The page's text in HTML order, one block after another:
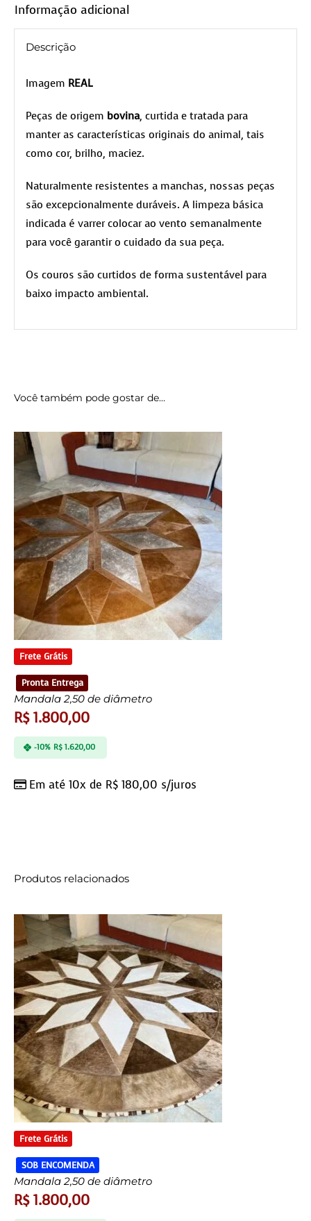
Informação adicional
Descrição
Imagem REAL
Peças de origem bovina, curtida e tratada para
manter as características originais do animal, tais
como cor, brilho, maciez.
Naturalmente resistentes a manchas, nossas peças
são excepcionalmente duráveis. A limpeza básica
indicada é varrer colocar ao vento semanalmente
para você garantir o cuidado da sua peça.
Os couros são curtidos de forma sustentável para
baixo impacto ambiental.
Você também pode gostar de…
Frete Grátis
Pronta Entrega
Mandala 2,50 de diâmetro
R$1.800,00
Em até 10x de R$ 180,00 s/juros
-10% R$1.620,00
Produtos relacionados
Frete Grátis
SOB ENCOMENDA
Mandala 2,50 de diâmetro
R$1.800,00